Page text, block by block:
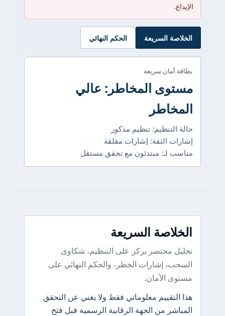
الإيداع.
الخلاصة السريعة الحكم النهائي
بطاقة أمان سريعة
مستوى المخاطر: عالي
المخاطر
حالة التنظيم: تنظيم مذكور
إشارات الثقة: إشارات مقلقة
مناسب لـ: مبتدئون مع تحقق مستقل
الخلاصة السريعة
تحليل مختصر يركز على التنظيم، شكاوى
السحب، إشارات الخطر، والحكم النهائي على
مستوى الأمان.
هذا التقييم معلوماتي فقط ولا يغني عن التحقق
المباشر من الجهة الرقابية الرسمية قبل فتح